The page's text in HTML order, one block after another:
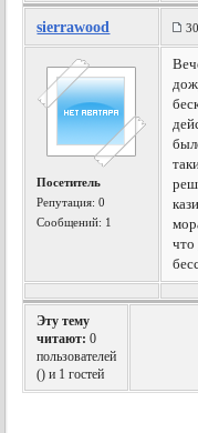
sierrawood
Посетитель
Репутация:0
Сообщений: 1
что
Эту тему
читают: 0
пользователей
() и 1 гостей